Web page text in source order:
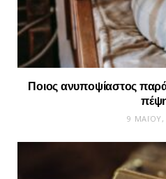
Ποιος ανυποψίαστος
9 ΜΑΪ́ΟΥ,